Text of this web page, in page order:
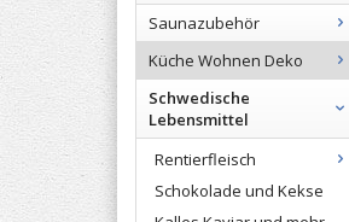
Saunazubehör
Küche Wohnen Deko
Schwedische
Lebensmittel
Rentierfleisch
Schokolade und Kekse